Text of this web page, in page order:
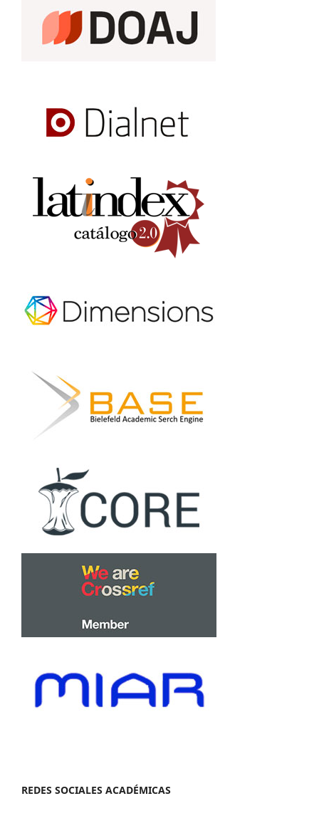
REDES SOCIALES ACADÉMICAS